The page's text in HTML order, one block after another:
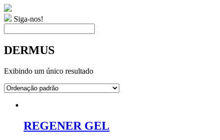
Siga-nos!
DERMUS
Exibindo um único resultado
REGENER GEL